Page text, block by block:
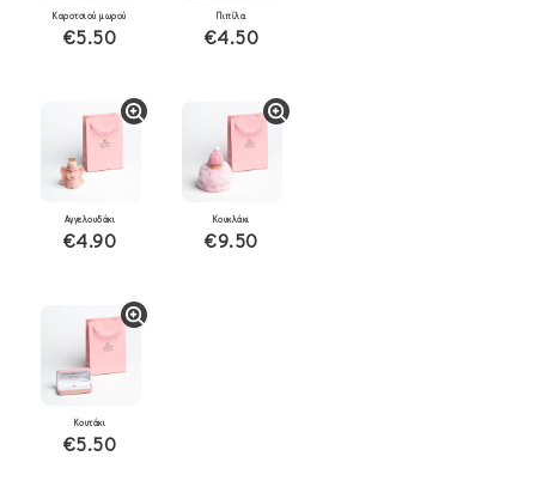
Καροτσιού μωρού
€5.50
Πιπίλα
€4.50
Αγγελουδάκι
€4.90
Κουκλάκι
€9.50
Κουτάκι
€5.50